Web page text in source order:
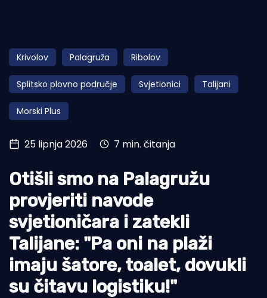
Obala
Otoci
Turizam i nautika
Pomorstvo
Ribolov
Tradicija i kultura
Krivolov Palagruža Ribolov
Splitsko plovno područje Svjetionici Talijani
Morski Plus
25 lipnja 2026 7 min. čitanja
Otišli smo na Palagružu
provjeriti navode
svjetioničara i zatekli
Talijane: "Pa oni na plaži
imaju šatore, toalet, dovukli
su čitavu logistiku!"